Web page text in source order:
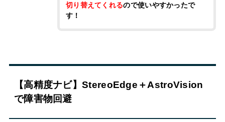
切り替えてくれるので使いやすかったで
す！
【高精度ナビ】StereoEdge＋AstroVision
で障害物回避